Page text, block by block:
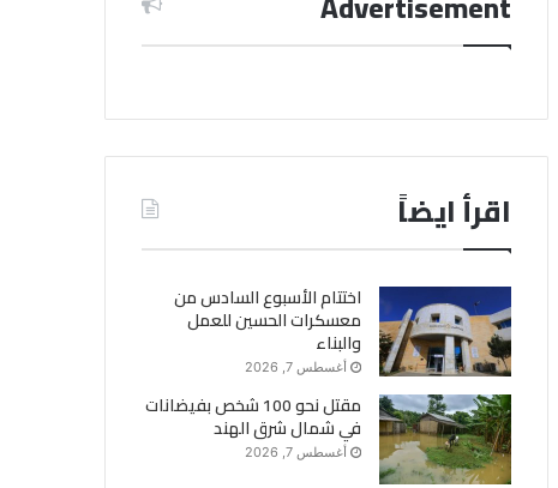
اقرأ ايضاً
اختتام الأسبوع السادس من
معسكرات الحسين للعمل
والبناء
أغسطس 7, 2026
مقتل نحو 100 شخص بفيضانات
في شمال شرق الهند
أغسطس 7, 2026